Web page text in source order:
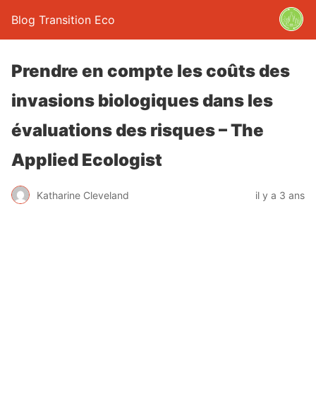
Blog Transition Eco
Prendre en compte les coûts des
invasions biologiques dans les
évaluations des risques – The
Applied Ecologist
Katharine Cleveland il y a 3 ans